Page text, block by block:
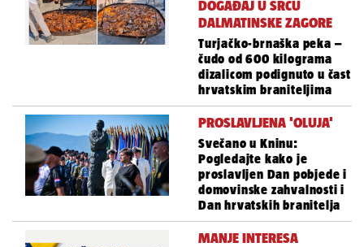
DOGAĐAJ U SRCU
DALMATINSKE ZAGORE
Turjačko-brnaška peka –
čudo od 600 kilograma
dizalicom podignuto u čast
hrvatskim braniteljima
PROSLAVLJENA 'OLUJA'
Svečano u Kninu:
Pogledajte kako je
proslavljen Dan pobjede i
domovinske zahvalnosti i
Dan hrvatskih branitelja
MANJE INTERESA